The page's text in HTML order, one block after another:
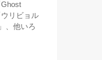
Ghost
リビョル
、他いろ